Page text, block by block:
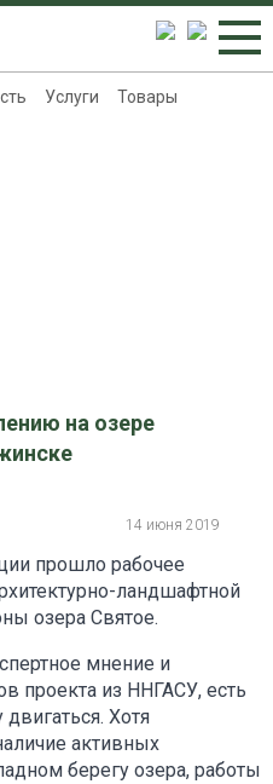
Услуги Товары
на озере
14 июня 2019
прошло рабочее
ландшафтной
озера Святое.
мнение и
проекта из ННГАСУ, есть
Хотя
активных
берегу озера, работы